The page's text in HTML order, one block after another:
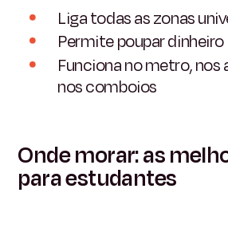
Liga todas as zonas
Permite poupar dinheiro
Funciona no metro, nos
nos comboios
Onde morar: as
para estudantes